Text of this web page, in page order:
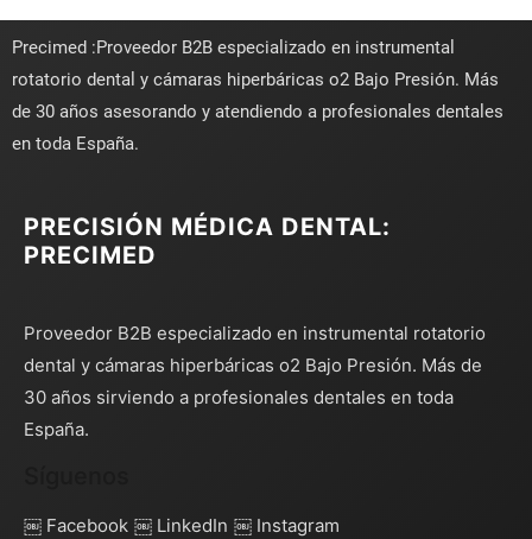
Precimed :Proveedor B2B especializado en instrumental
rotatorio dental y cámaras hiperbáricas o2 Bajo Presión. Más
de 30 años asesorando y atendiendo a profesionales dentales
en toda España.
PRECISIÓN MÉDICA DENTAL:
PRECIMED
Proveedor B2B especializado en instrumental rotatorio
dental y cámaras hiperbáricas o2 Bajo Presión. Más de
30 años sirviendo a profesionales dentales en toda
España.
￼ Facebook ￼ LinkedIn ￼ Instagram